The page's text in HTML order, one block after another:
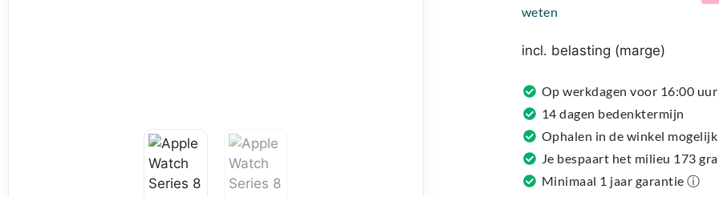
e
n
t
i
v
e
:
weten
incl. belasting (marge)
Op werkdagen voor 16:00
14 dagen bedenktermijn
Ophalen in de winkel mogelijk
Je bespaart het milieu 173
Minimaal 1 jaar garantie ⓘ